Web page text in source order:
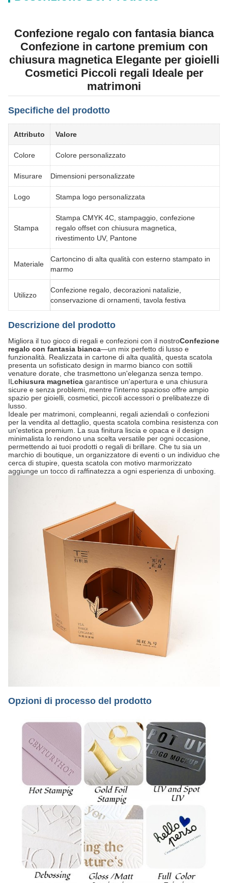
Confezione regalo con fantasia bianca
Confezione in cartone premium con
chiusura magnetica Elegante per gioielli
Cosmetici Piccoli regali Ideale per
matrimoni
Specifiche del prodotto
Attributo Valore
Colore Colore personalizzato
Misurare Dimensioni personalizzate
Logo Stampa logo personalizzata
Stampa
Stampa CMYK 4C, stampaggio, confezione
regalo offset con chiusura magnetica,
rivestimento UV, Pantone
Materiale
Cartoncino di alta qualità con esterno stampato in
marmo
Utilizzo
Confezione regalo, decorazioni natalizie,
conservazione di ornamenti, tavola festiva
Descrizione del prodotto
Migliora il tuo gioco di regali e confezioni con il nostroConfezione
regalo con fantasia bianca—un mix perfetto di lusso e
funzionalità. Realizzata in cartone di alta qualità, questa scatola
presenta un sofisticato design in marmo bianco con sottili
venature dorate, che trasmettono un'eleganza senza tempo.
IL chiusura magnetica ​ garantisce un'apertura e una chiusura
sicure e senza problemi, mentre l'interno spazioso offre ampio
spazio per gioielli, cosmetici, piccoli accessori o prelibatezze di
lusso.
Ideale per matrimoni, compleanni, regali aziendali o confezioni
per la vendita al dettaglio, questa scatola combina resistenza con
un'estetica premium. La sua finitura liscia e opaca e il design
minimalista lo rendono una scelta versatile per ogni occasione,
permettendo ai tuoi prodotti o regali di brillare. Che tu sia un
marchio di boutique, un organizzatore di eventi o un individuo che
cerca di stupire, questa scatola con motivo marmorizzato
aggiunge un tocco di raffinatezza a ogni esperienza di unboxing.
Opzioni di processo del prodotto